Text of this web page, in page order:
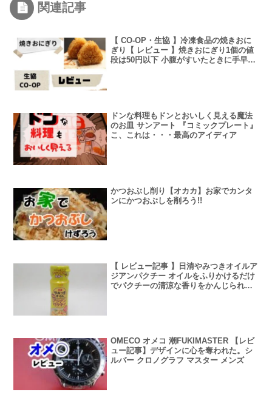
関連記事
【 CO-OP・生協 】冷凍食品の焼きおに
ぎり【 レビュー 】焼きおにぎり1個の値
段は50円以下 小腹がすいたときに手早く
ドンな料理もドンとおいしく見える魔法
のお皿 サンアート 『コミックプレート』
こ、これは・・・最高のアイディア
かつおぶし削り【オカカ】お家でカンタ
ンにかつおぶしを削ろう!!
【 レビュー記事 】日清やみつきオイルア
ジアンパクチー オイルをふりかけるだけ
でパクチーの清涼な香りをかんじられる
OMECO オメコ 潮FUKIMASTER 【レビ
ュー記事】デザインに心を奪われた。シ
ルバー クロノグラフ マスター メンズ